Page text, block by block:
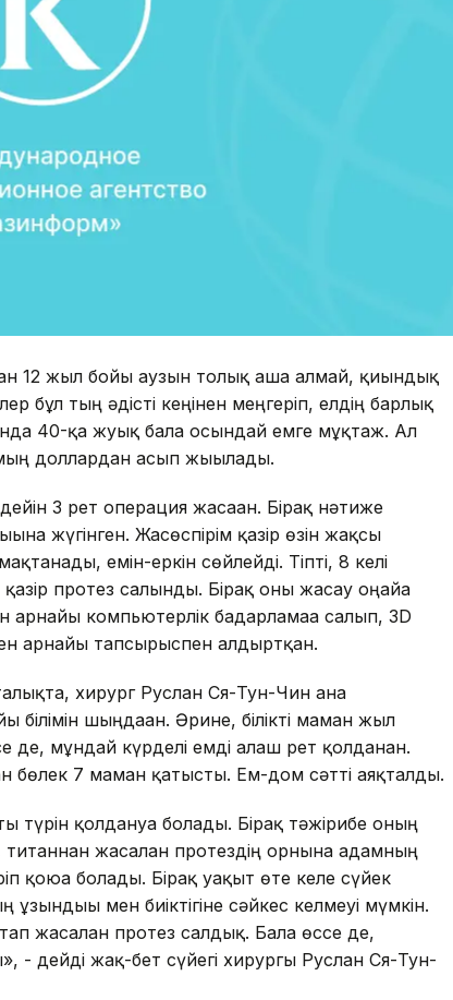
12 жыл бойы аузын толық аша алмай, қиындық
бұл тың әдісті кеңінен меңгеріп, елдің барлық
40-қа жуық бала осындай емге мұқтаж. Ал
доллардан асып жығылады.
3 рет операция жасаған. Бірақ нәтиже
жүгінген. Жасөспірім қазір өзін жақсы
емін-еркін сөйлейді. Тіпті, 8 келі
протез салынды. Бірақ оны жасау оңайға
арнайы компьютерлік бағдарламаға салып, 3D
арнайы тапсырыспен алдыртқан.
хирург Руслан Ся-Тун-Чин ғана
шыңдаған. Әрине, білікті маман жыл
мұндай күрделі емді алғаш рет қолданған.
бөлек 7 маман қатысты. Ем-дом сәтті аяқталды.
қолдануға болады. Бірақ тәжірибе оның
титаннан жасалған протездің орнына адамның
қоюға болады. Бірақ уақыт өте келе сүйек
мен биіктігіне сәйкес келмеуі мүмкін.
жасалған протез салдық. Бала өссе де,
- дейді жақ-бет сүйегі хирургы Руслан Ся-Тун-